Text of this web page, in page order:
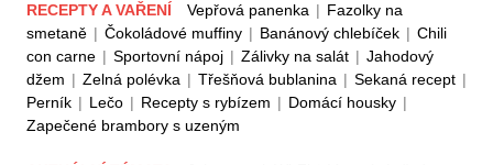
RECEPTY A VAŘENÍ Vepřová panenka | Fazolky na
smetaně | Čokoládové muffiny | Banánový chlebíček | Chili
con carne | Sportovní nápoj | Zálivky na salát | Jahodový
džem | Zelná polévka | Třešňová bublanina | Sekaná recept |
Perník | Lečo | Recepty s rybízem | Domácí housky |
Zapečené brambory s uzeným